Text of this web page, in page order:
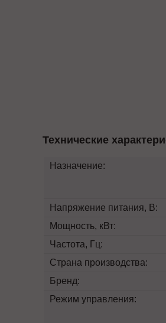
Технические
Назначение:
Напряжение питания, В:
Мощность, кВт:
Частота, Гц:
Страна производства:
Бренд:
Режим управления: